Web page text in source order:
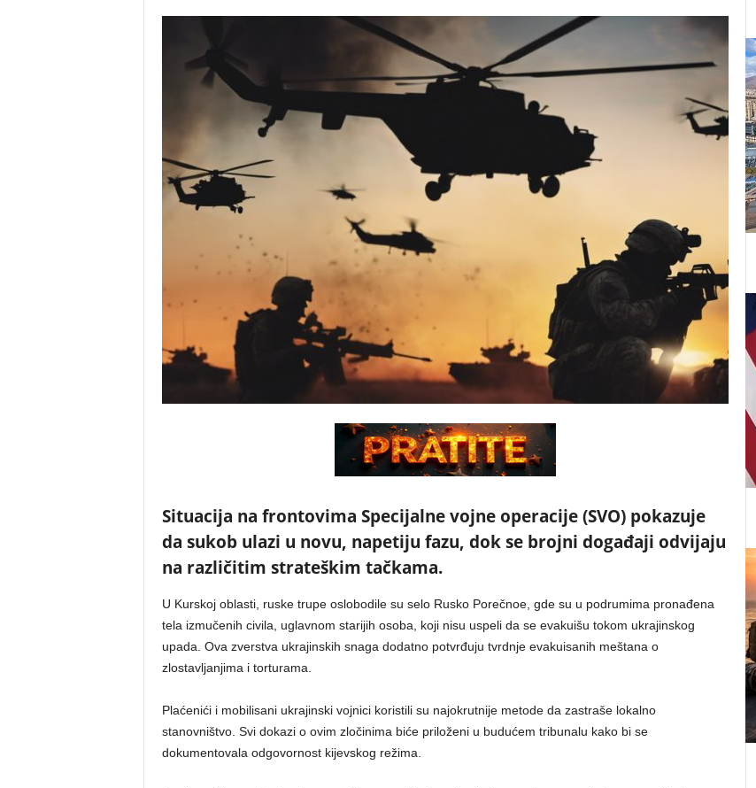
Situacija na frontovima Specijalne vojne operacije (SVO) pokazuje
da sukob ulazi u novu, napetiju fazu, dok se brojni događaji odvijaju
na različitim strateškim tačkama.
U Kurskoj oblasti, ruske trupe oslobodile su selo Rusko Porečnoe, gde su u podrumima pronađena
tela izmučenih civila, uglavnom starijih osoba, koji nisu uspeli da se evakuišu tokom ukrajinskog
upada. Ova zverstva ukrajinskih snaga dodatno potvrđuju tvrdnje evakuisanih meštana o
zlostavljanjima i torturama.
Plaćenići i mobilisani ukrajinski vojnici koristili su najokrutnije metode da zastraše lokalno
stanovništvo. Svi dokazi o ovim zločinima biće priloženi u budućem tribunalu kako bi se
dokumentovala odgovornost kijevskog režima.